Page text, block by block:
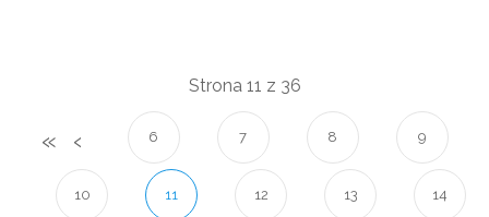
Strona 11 z 36
6 7 8 9
10 11 12 13 14